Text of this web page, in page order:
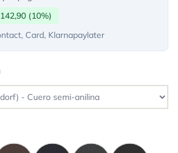
(10%)
Card, Klarnapaylater